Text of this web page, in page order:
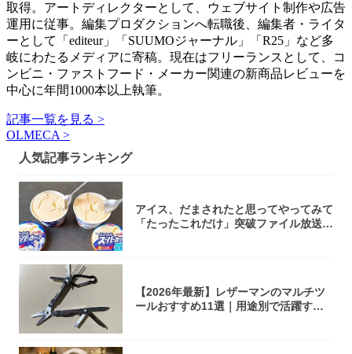
取得。アートディレクターとして、ウェブサイト制作や広告
運用に従事。編集プロダクションへ転職後、編集者・ライタ
ーとして「editeur」「SUUMOジャーナル」「R25」など多
岐にわたるメディアに寄稿。現在はフリーランスとして、コ
ンビニ・ファストフード・メーカー関連の新商品レビューを
中心に年間1000本以上執筆。
記事一覧を見る >
OLMECA >
人気記事ランキング
アイス、だまされたと思ってやってみて
「たったこれだけ」突破ファイル放送で
【2026年最新】レザーマンのマルチツ
ールおすすめ11選｜用途別で活躍する